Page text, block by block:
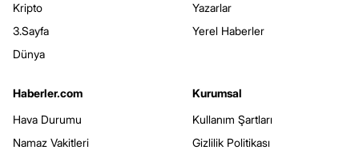
Kripto
3.Sayfa
Dünya
Yazarlar
Yerel Haberler
Haberler.com
Hava Durumu
Namaz Vakitleri
Kurumsal
Kullanım Şartları
Gizlilik Politikası